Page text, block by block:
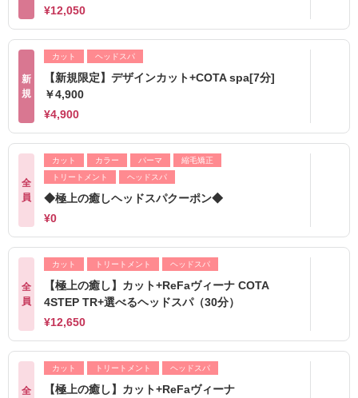
¥12,050
新
規
カット ヘッドスパ
【新規限定】デザインカット+COTA spa[7分]
￥4,900
¥4,900
全
員
カット カラー パーマ
縮毛矯正
トリートメント
ヘッドスパ
◆極上の癒しヘッドスパクーポン◆
¥0
全
員
カット トリートメント ヘッドスパ
【極上の癒し】カット+ReFaヴィーナ COTA
4STEP TR+選べるヘッドスパ（30分）
¥12,650
全
カット トリートメント ヘッドスパ
【極上の癒し】カット+ReFaヴィーナ